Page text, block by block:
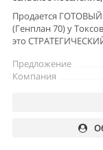
Продается ГОТОВЫЙ
(Генплан 70) у
это
Предложение
Компания